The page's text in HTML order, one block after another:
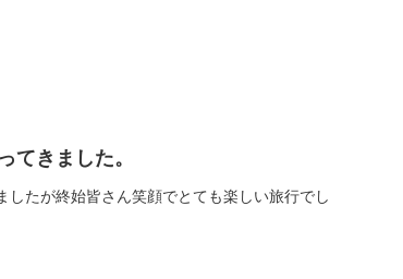
てきました。
たが終始皆さん笑顔でとても楽しい旅行でし